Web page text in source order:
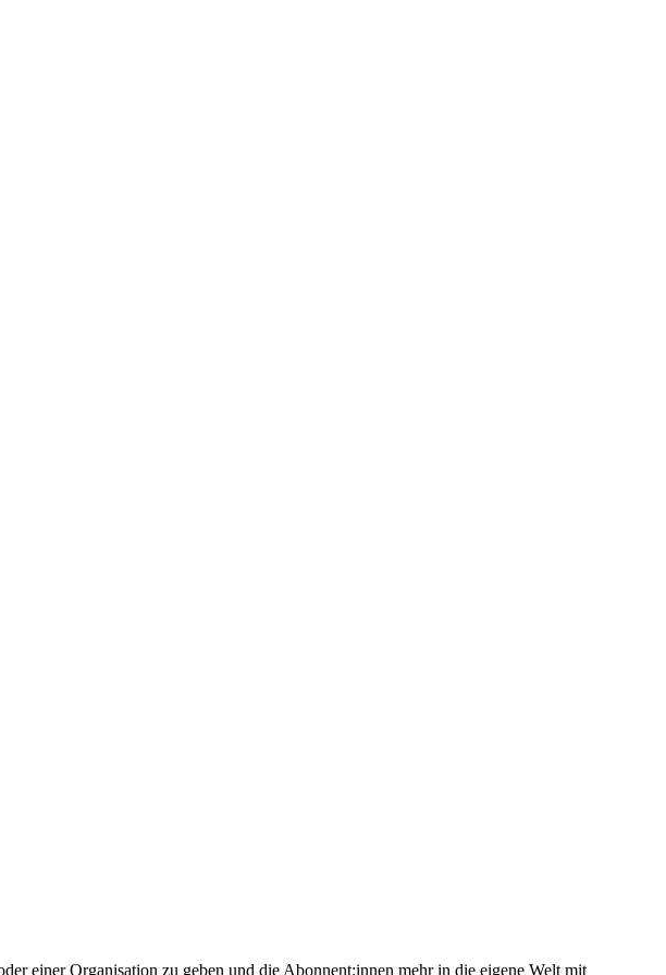
einer Organisation zu geben und die Abonnent:innen mehr in die eigene Welt mit